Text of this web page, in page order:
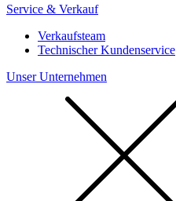
Service & Verkauf
Verkaufsteam
Technischer Kundenservice
Unser Unternehmen